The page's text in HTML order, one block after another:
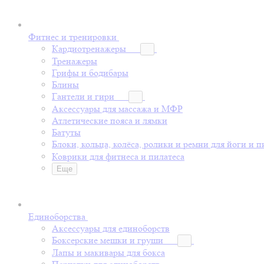
Фитнес и тренировки
Кардиотренажеры
Тренажеры
Грифы и бодибары
Блины
Гантели и гири
Аксессуары для массажа и МФР
Атлетические пояса и лямки
Батуты
Блоки, кольца, колёса, ролики и ремни для йоги и
Коврики для фитнеса и пилатеса
Еще
Единоборства
Аксессуары для единоборств
Боксерские мешки и груши
Лапы и макивары для бокса